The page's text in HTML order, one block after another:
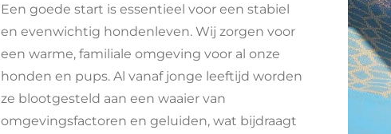
Een goede start is essentieel voor een stabiel
en evenwichtig hondenleven. Wij zorgen voor
een warme, familiale omgeving voor al onze
honden en pups. Al vanaf jonge leeftijd worden
ze blootgesteld aan een waaier van
omgevingsfactoren en geluiden, wat bijdraagt